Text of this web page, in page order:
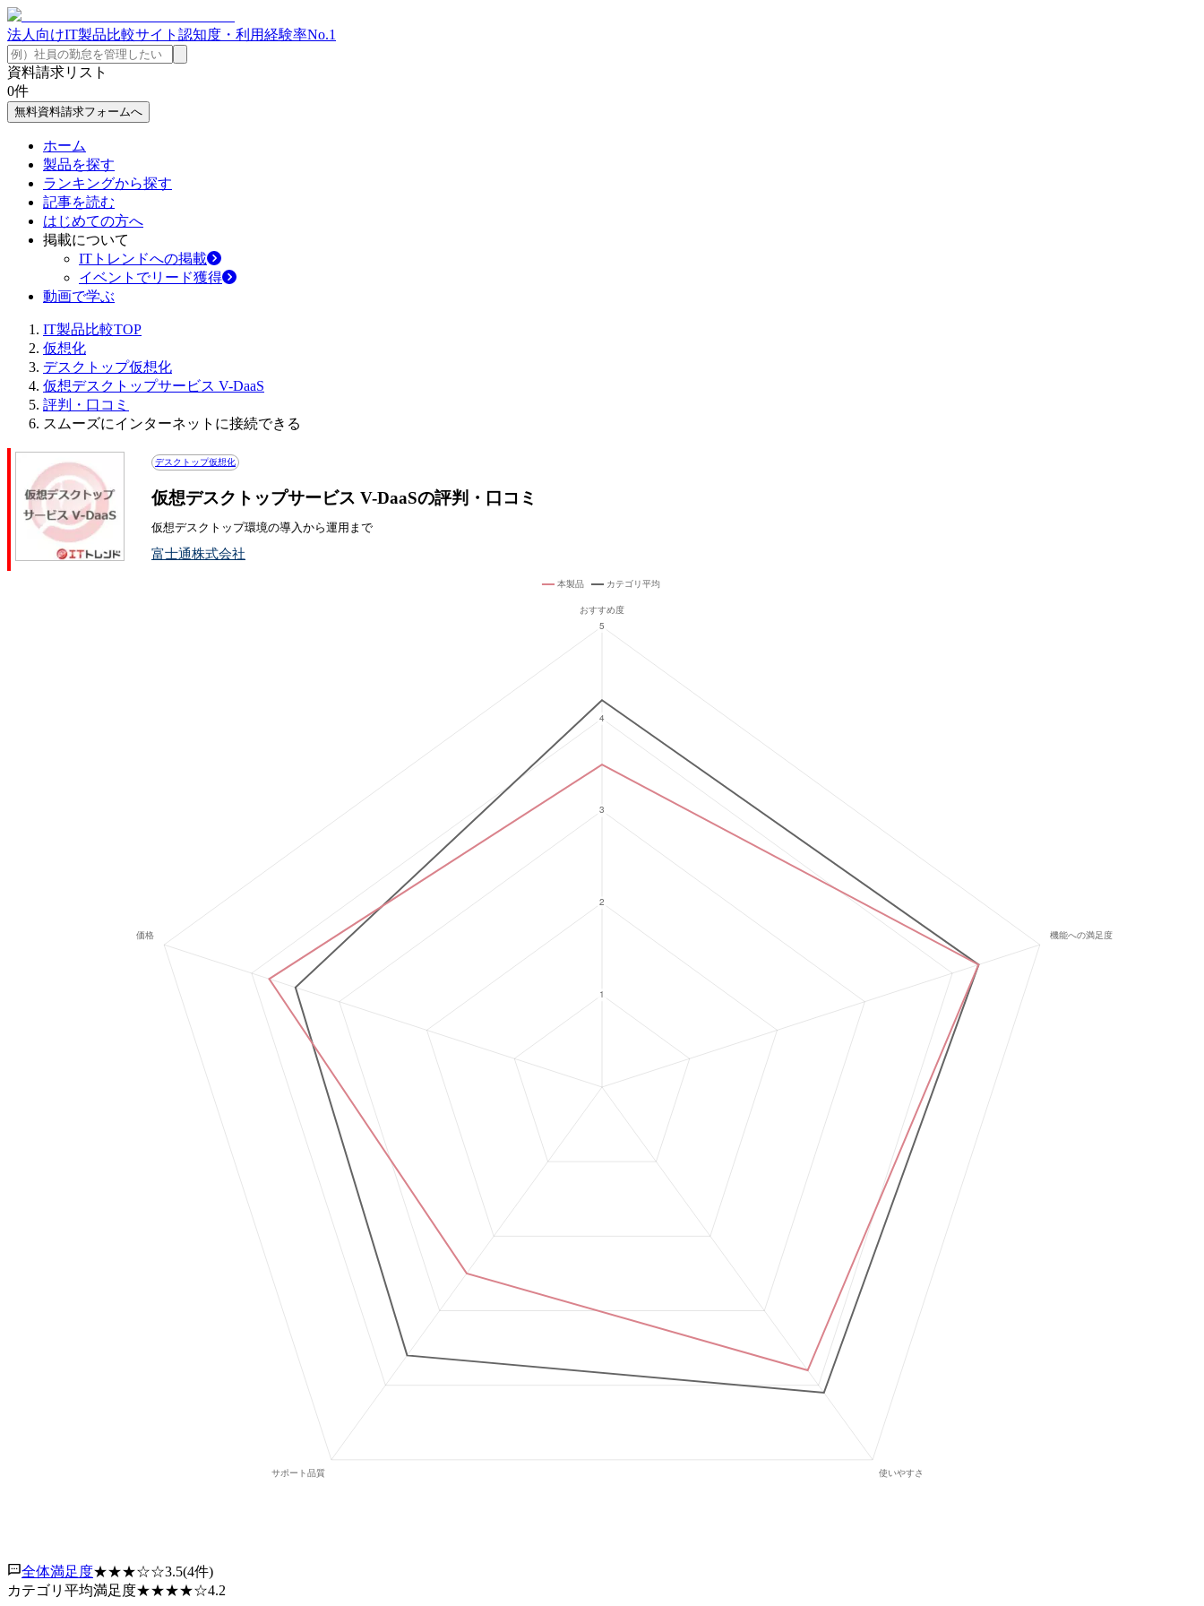
法人向けIT製品比較サイト 認知度・利用経験率No.1
資料請求リスト
0件
無料資料請求フォームへ
ホーム
製品を探す
ランキングから探す
記事を読む
はじめての方へ
掲載について
ITトレンドへの掲載
イベントでリード獲得
動画で学ぶ
IT製品比較TOP
仮想化
デスクトップ仮想化
仮想デスクトップサービス V-DaaS
評判・口コミ
スムーズにインターネットに接続できる
デスクトップ仮想化
仮想デスクトップサービス V-DaaSの評判・口コミ
仮想デスクトップ環境の導入から運用まで
富士通株式会社
全体満足度★★★☆☆3.5(4件)
カテゴリ平均満足度★★★★☆4.2